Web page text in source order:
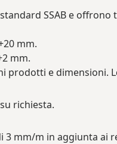
SSAB e
mm.
mm.
e dimensioni.
richiesta.
mm/m in aggiunta ai